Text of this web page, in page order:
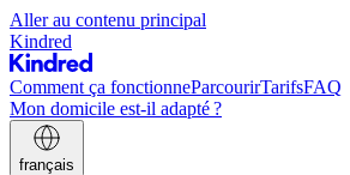
Aller au contenu principal
Kindred
Comment ça fonctionneParcourirTarifsFAQ
Mon domicile est-il adapté ?
français